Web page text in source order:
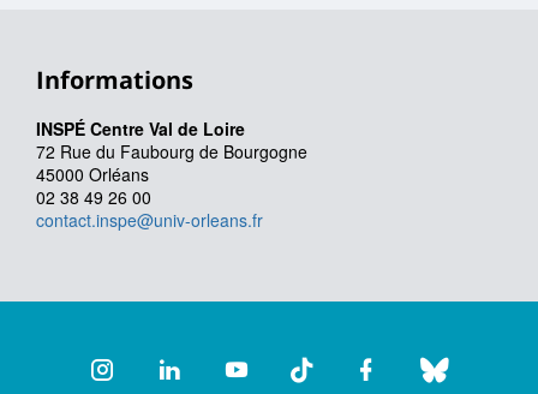
Informations
INSPÉ Centre Val de Loire
72 Rue du Faubourg de Bourgogne
45000 Orléans
02 38 49 26 00
contact.inspe@univ-orleans.fr
InstagramLinkedInYoutubeTikTok Facebook